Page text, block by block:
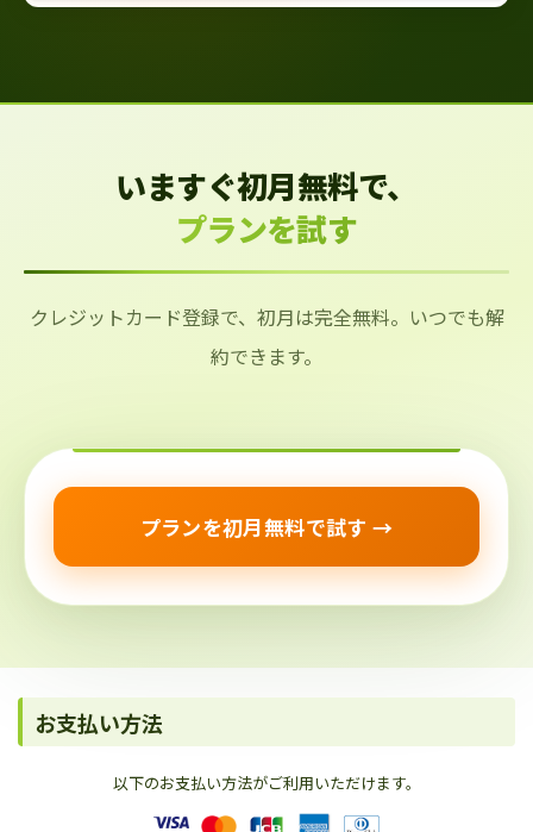
いますぐ初月無料で、
プランを試す
クレジットカード登録で、初月は完全無料。いつでも解
約できます。
プランを初月無料で試す →
お支払い方法
以下のお支払い方法がご利用いただけます。